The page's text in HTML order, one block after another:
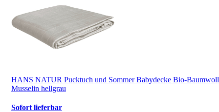
HANS NATUR Pucktuch und Sommer Babydecke Bio-
Musselin hellgrau
Sofort lieferbar